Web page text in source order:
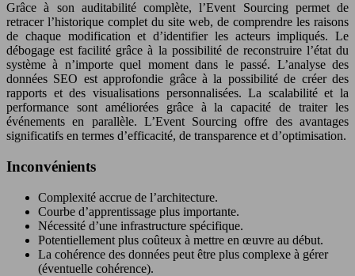
Grâce à son auditabilité complète, l’Event Sourcing permet de
retracer l’historique complet du site web, de comprendre les raisons
de chaque modification et d’identifier les acteurs impliqués. Le
débogage est facilité grâce à la possibilité de reconstruire l’état du
système à n’importe quel moment dans le passé. L’analyse des
données SEO est approfondie grâce à la possibilité de créer des
rapports et des visualisations personnalisées. La scalabilité et la
performance sont améliorées grâce à la capacité de traiter les
événements en parallèle. L’Event Sourcing offre des avantages
significatifs en termes d’efficacité, de transparence et d’optimisation.
Inconvénients
Complexité accrue de l’architecture.
Courbe d’apprentissage plus importante.
Nécessité d’une infrastructure spécifique.
Potentiellement plus coûteux à mettre en œuvre au début.
La cohérence des données peut être plus complexe à gérer
(éventuelle cohérence).